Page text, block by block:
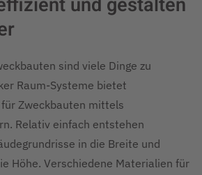
sind viele Dinge zu
Raum-Systeme bietet
Zweckbauten mittels
Relativ einfach entstehen
in die Breite und
Höhe. Verschiedene Materialien für